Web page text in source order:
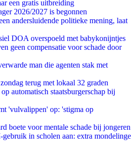
een gratis uitbreiding
2026/2027 is begonnen
andersluidende politieke mening, laat
DOA overspoeld met babykonijntjes
geen compensatie voor schade door
man die agenten stak met
terug met lokaal 32 graden
automatisch staatsburgerschap bij
'vulvalippen' op: 'stigma op
boete voor mentale schade bij jongeren
in scholen aan: extra mondelinge